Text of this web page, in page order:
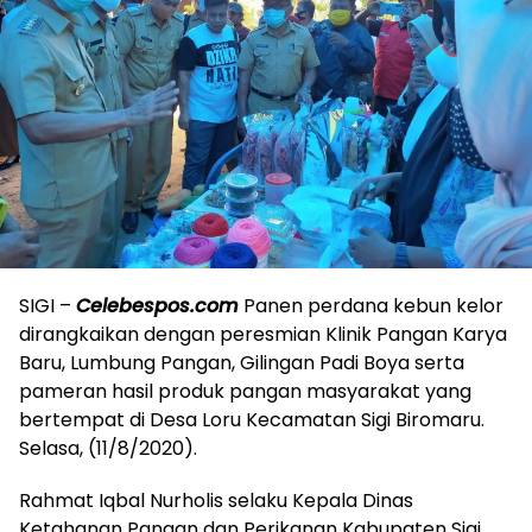
SIGI – Celebespos.com Panen perdana kebun kelor
dirangkaikan dengan peresmian Klinik Pangan Karya
Baru, Lumbung Pangan, Gilingan Padi Boya serta
pameran hasil produk pangan masyarakat yang
bertempat di Desa Loru Kecamatan Sigi Biromaru.
Selasa, (11/8/2020).
Rahmat Iqbal Nurholis selaku Kepala Dinas